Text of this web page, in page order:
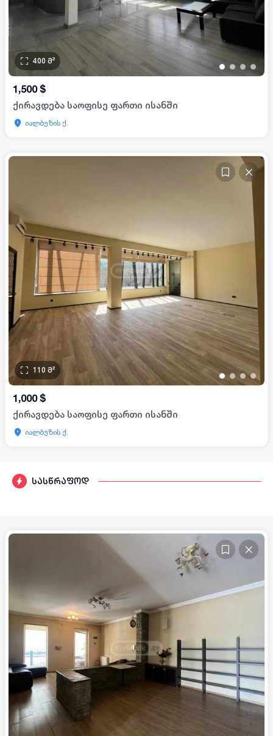
სასწრაფოდ
• • • •
400 მ²
1,500 $
ქირავდება საოფისე ფართი ისანში
იალბუზის ქ.
•• ••
110 მ²
1,000 $
ქირავდება საოფისე ფართი ისანში
იალბუზის ქ.